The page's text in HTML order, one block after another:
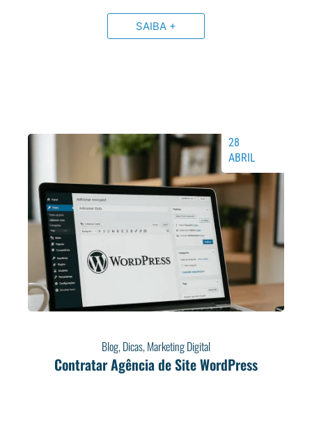
SAIBA +
Blog,Dicas,Marketing Digital
Contratar Agência de Site WordPress
28
ABRIL